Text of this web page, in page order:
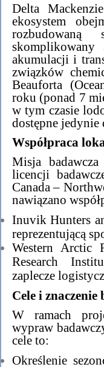
Delta
ekosystem
rozbudowaną
akumulacji i
związków
Beauforta
roku (ponad 7
w tym czasie
dostępne
Współpraca
Misja badawcza
licencji
Canada –
nawiązano
Inuvik Hunters
reprezentującą
Western Arctic
Research
zaplecze
Cele i znaczenie
W ramach
wypraw
cele to:
Określenie